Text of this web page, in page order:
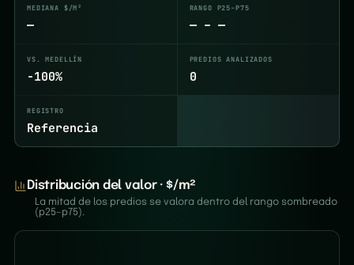
MEDIANA $/M²
—
RANGO P25–P75
— – —
VS. MEDELLÍN
-100%
PREDIOS ANALIZADOS
0
REGISTRO
Referencia
Distribución del valor · $/m²
La mitad de los predios se valora dentro del rango sombreado
(p25–p75).